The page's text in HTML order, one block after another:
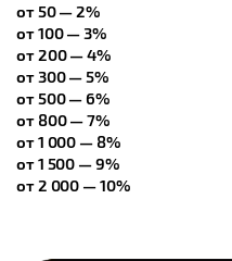
от 50 — 2%
от 100 — 3%
от 200 — 4%
от 300 — 5%
от 500 — 6%
от 800 — 7%
от 1 000 — 8%
от 1 500 — 9%
от 2 000 — 10%